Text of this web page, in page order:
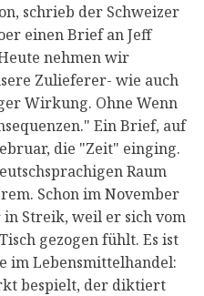
schrieb der Schweizer
einen Brief an Jeff
nehmen wir
Zulieferer- wie auch
Wirkung. Ohne Wenn
Ein Brief, auf
die "Zeit" einging.
Raum
Schon im November
Streik, weil er sich vom
gezogen fühlt. Es ist
im Lebensmittelhandel:
bespielt, der diktiert